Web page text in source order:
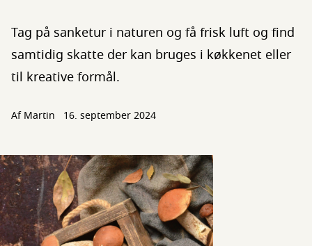
Tag på sanketur i naturen og få frisk luft og find
samtidig skatte der kan bruges i køkkenet eller
til kreative formål.
AfMartin 16. september 2024